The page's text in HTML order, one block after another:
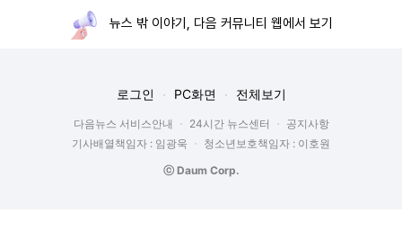
뉴스 밖 이야기, 다음 커뮤니티 웹에서 보기
로그인 PC화면 전체보기
다음뉴스 서비스안내 24시간 뉴스센터
공지사항
기사배열책임자 : 임광욱
청소년보호책임자 : 이호원
ⓒ Daum Corp.